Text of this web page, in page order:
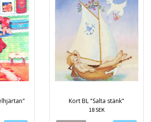
Kort BL "Salta stänk"
18 SEK